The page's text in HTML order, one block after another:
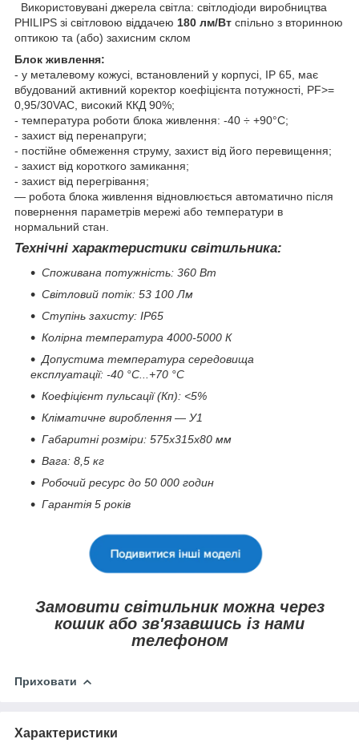
Використовувані джерела світла: світлодіоди виробництва
PHILIPS зі світловою віддачею 180 лм/Вт спільно з вторинною
оптикою та (або) захисним склом
Блок живлення:
- у металевому кожусі, встановлений у корпусі, IP 65, має
вбудований активний коректор коефіцієнта потужності, PF>=
0,95/30VAC, високий ККД 90%;
- температура роботи блока живлення: -40 ÷ +90°С;
- захист від перенапруги;
- постійне обмеження струму, захист від його перевищення;
- захист від короткого замикання;
- захист від перегрівання;
— робота блока живлення відновлюється автоматично після
повернення параметрів мережі або температури в
нормальний стан.
Технічні характеристики світильника:
Споживана потужність: 360 Вт
Світловий потік: 53 100 Лм
Ступінь захисту: IP65
Колірна температура 4000-5000 К
Допустима температура середовища
експлуатації: -40 °C...+70 °C
Коефіцієнт пульсації (Кп): <5%
Кліматичне вироблення — У1
Габаритні розміри: 575х315х80 мм
Вага: 8,5 кг
Робочий ресурс до 50 000 годин
Гарантія 5 років
Замовити світильник можна через
кошик або зв'язавшись із нами
телефоном
Приховати
Характеристики